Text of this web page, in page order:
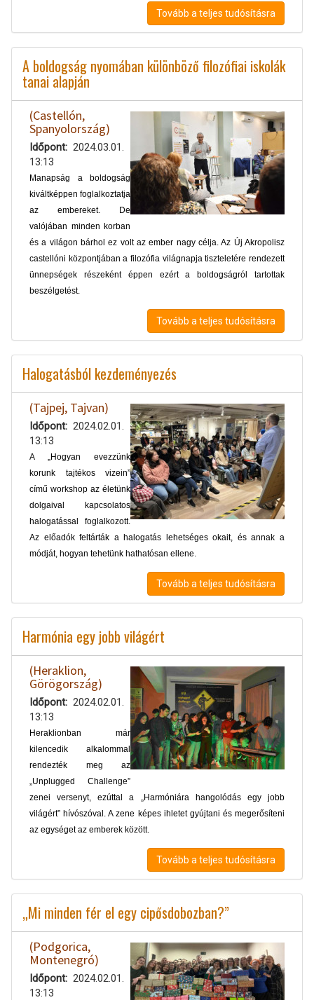
Tovább a teljes tudósításra
A boldogság nyomában különböző filozófiai iskolák
tanai alapján
(Castellón,
Spanyolország)
Időpont
2024.03.01.
13:13
Manapság a boldogság
kiváltképpen foglalkoztatja
az embereket. De
valójában minden korban
és a világon bárhol ez volt az ember nagy célja. Az Új Akropolisz
castellóni központjában a filozófia világnapja tiszteletére rendezett
ünnepségek részeként éppen ezért a boldogságról tartottak
beszélgetést.
Tovább a teljes tudósításra
Halogatásból kezdeményezés
(Tajpej, Tajvan)
Időpont
2024.02.01.
13:13
A „Hogyan evezzünk
korunk tajtékos vizein”
című workshop az életünk
dolgaival kapcsolatos
halogatással foglalkozott.
Az előadók feltárták a halogatás lehetséges okait, és annak a
módját, hogyan tehetünk hathatósan ellene.
Tovább a teljes tudósításra
Harmónia egy jobb világért
(Heraklion,
Görögország)
Időpont
2024.02.01.
13:13
Heraklionban már
kilencedik alkalommal
rendezték meg az
„Unplugged Challenge”
zenei versenyt, ezúttal a „Harmóniára hangolódás egy jobb
világért” hívószóval. A zene képes ihletet gyújtani és megerősíteni
az egységet az emberek között.
Tovább a teljes tudósításra
„Mi minden fér el egy cipősdobozban?”
(Podgorica,
Montenegró)
Időpont
2024.02.01.
13:13